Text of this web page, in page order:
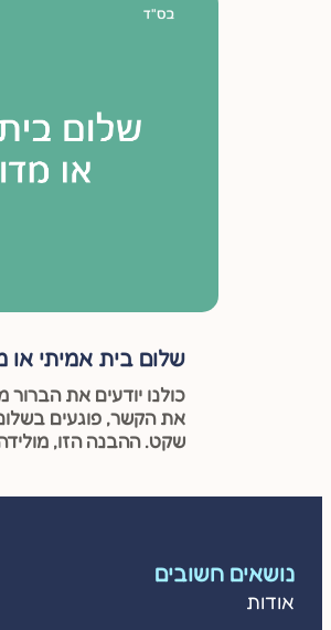
שלום בית אמיתי או
כולנו יודעים את הברור
את הקשר, פוגעים
שקט. ההבנה הזו,
נושאים חשובים
אודות